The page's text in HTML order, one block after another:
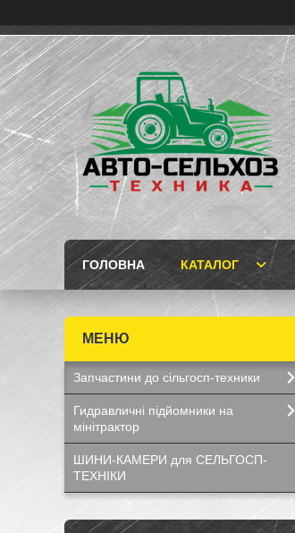
ГОЛОВНА КАТАЛОГ
Запчастини до сільгосп-техники
Гидравличні підйомники на
мінітрактор
ШИНИ-КАМЕРИ для СЕЛЬГОСП-
ТЕХНІКИ